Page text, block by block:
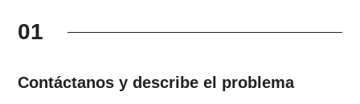
01
Contáctanos y describe el problema